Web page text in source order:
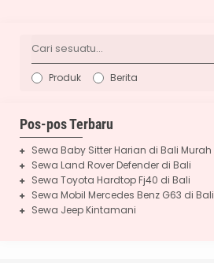
Produk Berita
Pos-pos Terbaru
Sewa Baby Sitter Harian di Bali Murah
Sewa Land Rover Defender di Bali
Sewa Toyota Hardtop Fj40 di Bali
Sewa Mobil Mercedes Benz G63 di Bali
Sewa Jeep Kintamani